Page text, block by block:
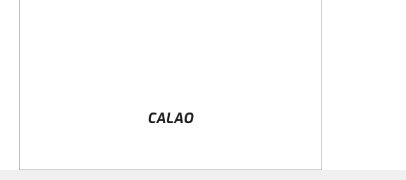
CALAO